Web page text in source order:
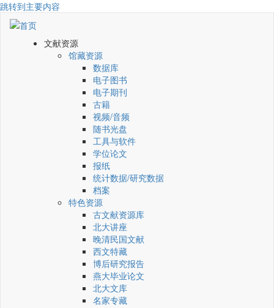
跳转到主要内容
文献资源
馆藏资源
数据库
电子图书
电子期刊
古籍
视频/音频
随书光盘
工具与软件
学位论文
报纸
统计数据/研究数据
档案
特色资源
古文献资源库
北大讲座
晚清民国文献
西文特藏
博后研究报告
燕大毕业论文
北大文库
名家专藏